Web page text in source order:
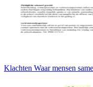
Klachten Waar mensen